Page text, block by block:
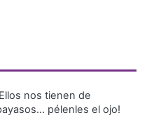
nos tienen de
pélenles el ojo!